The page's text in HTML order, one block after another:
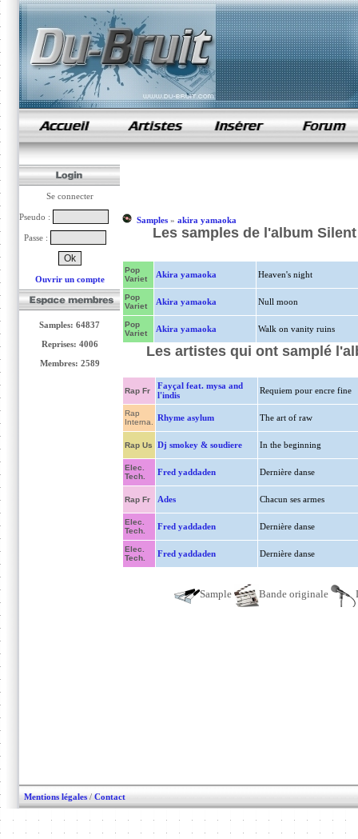
samples de rap
Se connecter
Pseudo :
Passe :
Ouvrir un compte
Samples: 64837
Reprises: 4006
Membres: 2589
Samples» akira yamaoka
Les samples de l'album
Pop
Variet
Akira yamaoka Heaven's night
Pop
Variet
Akira yamaoka Null moon
Pop
Variet
Akira yamaoka Walk on vanity ruins
Les artistes qui ont samplé
Rap Fr
Fayçal feat. mysa and
l'indis
Requiem pour encre fine
Rap
Interna.
Rhyme asylum The art of raw
Rap Us Dj smokey & soudiere In the beginning
Elec.
Tech.
Fred yaddaden Dernière danse
Rap Fr Ades Chacun ses armes
Elec.
Tech.
Fred yaddaden Dernière danse
Elec.
Tech.
Fred yaddaden Dernière danse
Sample Bande originale
Mentions légales / Contact